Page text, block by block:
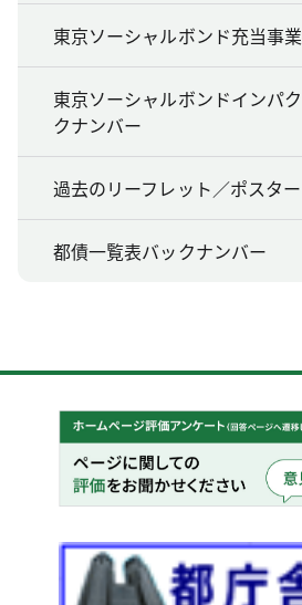
東京ソーシャルボンド充当事
東京ソーシャルボンドインパ
クナンバー
過去のリーフレット／ポスター
都債一覧表バックナンバー